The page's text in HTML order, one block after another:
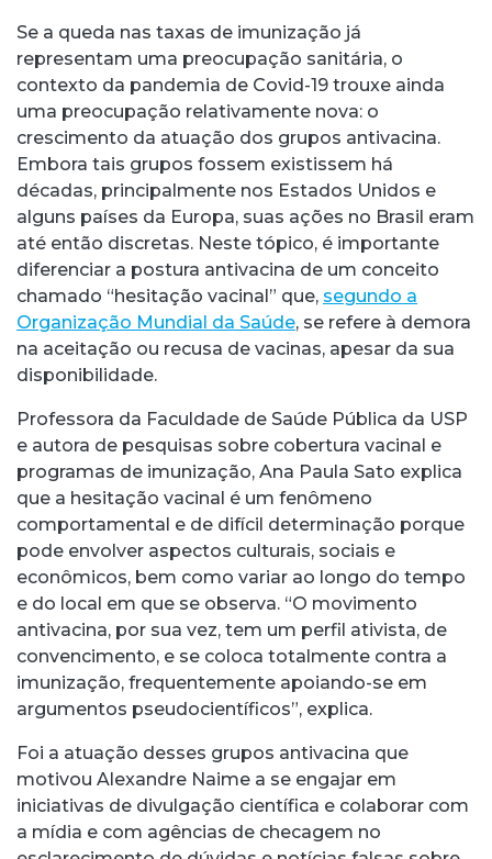
Se a queda nas taxas de imunização já
representam uma preocupação sanitária, o
contexto da pandemia de Covid-19 trouxe ainda
uma preocupação relativamente nova: o
crescimento da atuação dos grupos antivacina.
Embora tais grupos fossem existissem há
décadas, principalmente nos Estados Unidos e
alguns países da Europa, suas ações no Brasil eram
até então discretas. Neste tópico, é importante
diferenciar a postura antivacina de um conceito
chamado “hesitação vacinal” que, segundo a
Organização Mundial da Saúde, se refere à demora
na aceitação ou recusa de vacinas, apesar da sua
disponibilidade.
Professora da Faculdade de Saúde Pública da USP
e autora de pesquisas sobre cobertura vacinal e
programas de imunização, Ana Paula Sato explica
que a hesitação vacinal é um fenômeno
comportamental e de difícil determinação porque
pode envolver aspectos culturais, sociais e
econômicos, bem como variar ao longo do tempo
e do local em que se observa. “O movimento
antivacina, por sua vez, tem um perfil ativista, de
convencimento, e se coloca totalmente contra a
imunização, frequentemente apoiando-se em
argumentos pseudocientíficos”, explica.
Foi a atuação desses grupos antivacina que
motivou Alexandre Naime a se engajar em
iniciativas de divulgação científica e colaborar com
a mídia e com agências de checagem no